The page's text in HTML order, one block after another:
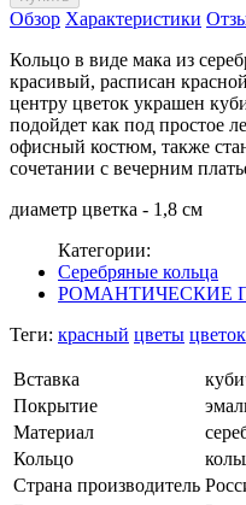
Обзор Характеристики
Кольцо в виде мака из
красивый, расписан
центру цветок украшен
подойдет как под простое
офисный костюм, также
сочетании с вечерним
диаметр цветка - 1,8 см
Категории:
Серебряные кольца
РОМАНТИЧЕСКИЕ
Теги: красный цветы цветок
Вставка
Покрытие
Материал
Кольцо
Страна производитель